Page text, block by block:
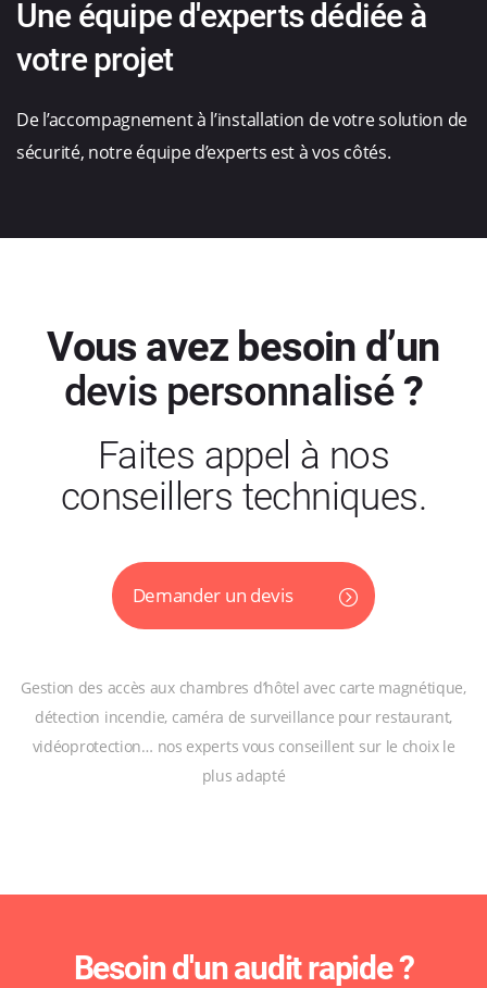
Une équipe d'experts dédiée à
votre projet
De l’accompagnement à l’installation de votre solution de
sécurité, notre équipe d’experts est à vos côtés.
Vous avez besoin d’un
devis personnalisé?
Faites appel à nos
conseillers techniques.
Demander un devis
Gestion des accès aux chambres d’hôtel avec carte magnétique,
détection incendie, caméra de surveillance pour restaurant,
vidéoprotection… nos experts vous conseillent sur le choix le
plus adapté
Besoin d'un audit rapide ?